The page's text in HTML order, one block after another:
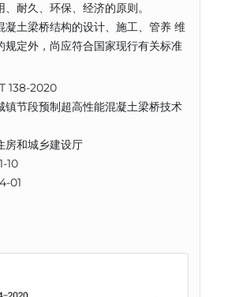
耐久、环保、经济的原则。
凝土梁桥结构的设计、施工、管养 维
规定外，尚应符合国家现行有关标准
138-2020
镇节段预制超高性能混凝土梁桥技术
房和城乡建设厅
10
01